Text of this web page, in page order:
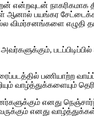
என்றவுடன்
ஆனால் பயங்கர
விமர்சனங்களை எழுதி
பணியாற்ற
வாழ்த்துக்களையும்
எனது
எனது